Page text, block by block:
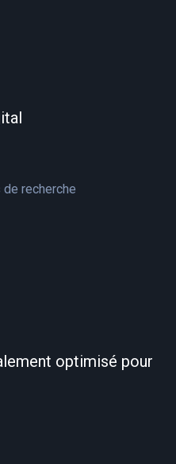
recherche
optimisé pour